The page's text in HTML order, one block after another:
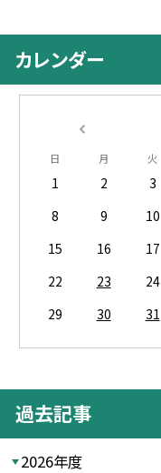
カレンダー
日 月 火
1 2 3
8
9 10
15
16 17
22
23 24
29
30 31
過去記事
2026年度